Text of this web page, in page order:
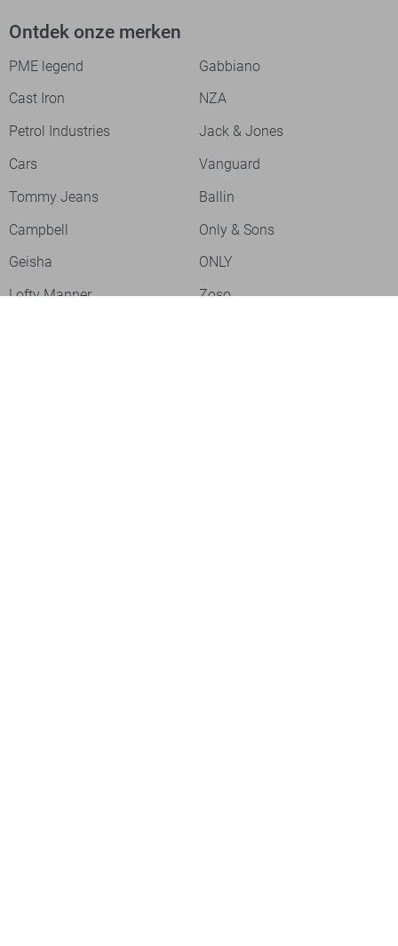
Ontdek onze merken
PME legend
Gabbiano
Cast Iron
NZA
Petrol Industries
Jack & Jones
Cars
Vanguard
Tommy Jeans
Ballin
Campbell
Only & Sons
Geisha
ONLY
Lofty Manner
Zoso